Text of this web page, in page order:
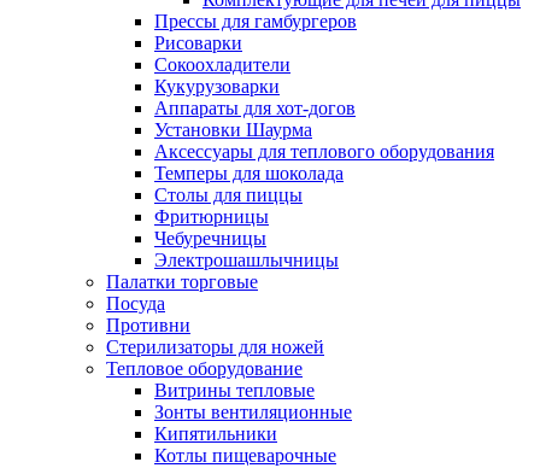
Прессы для гамбургеров
Рисоварки
Сокоохладители
Кукурузоварки
Аппараты для хот-догов
Установки Шаурма
Аксессуары для теплового оборудования
Темперы для шоколада
Столы для пиццы
Фритюрницы
Чебуречницы
Электрошашлычницы
Палатки торговые
Посуда
Противни
Стерилизаторы для ножей
Тепловое оборудование
Витрины тепловые
Зонты вентиляционные
Кипятильники
Котлы пищеварочные